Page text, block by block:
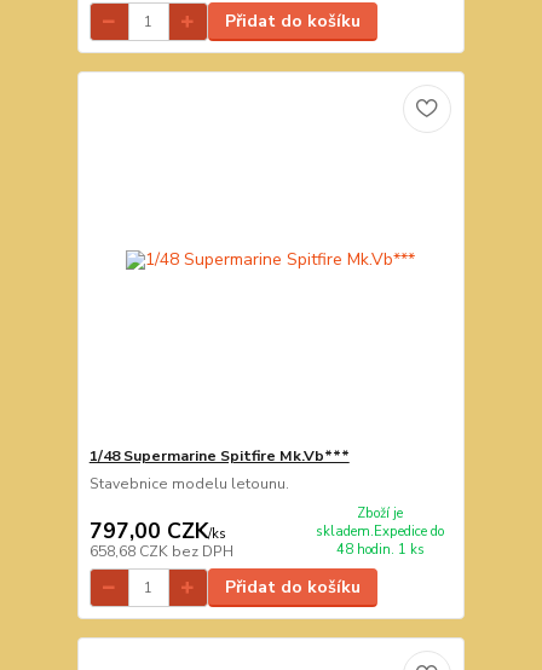
Přidat do košíku
1/48 Supermarine Spitfire Mk.Vb***
Stavebnice modelu letounu.
797,00 CZK/ks
658,68 CZK bez DPH
Zboží je
skladem.Expedice do
48 hodin. 1 ks
Přidat do košíku